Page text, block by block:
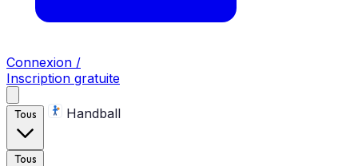
Connexion /
Inscription gratuite
Tous Handball
Tous